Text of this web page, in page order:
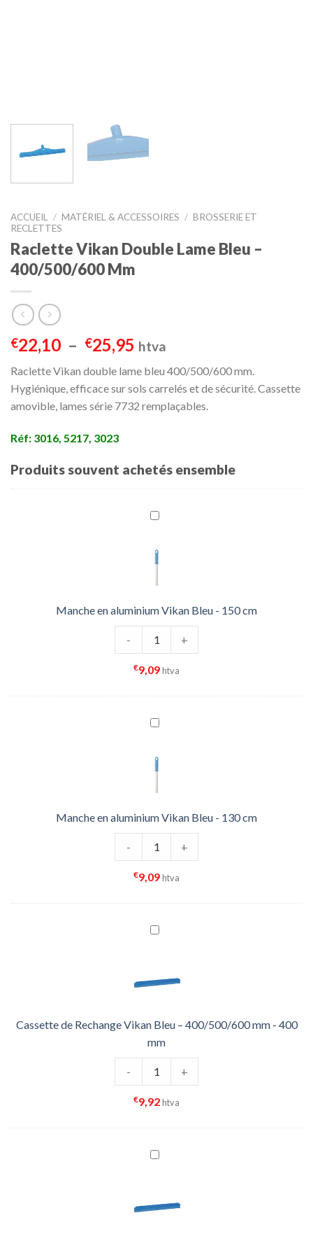
ACCUEIL / MATÉRIEL & ACCESSOIRES / BROSSERIE ET
RECLETTES
Raclette Vikan Double Lame Bleu –
400/500/600 Mm
€22,10 – €25,95 Plage
prix :
€22,10
à
htva
Raclette Vikan double lame bleu 400/500/600 mm.
Hygiénique, efficace sur sols carrelés et de sécurité. Cassette
amovible, lames série 7732 remplaçables.
Réf: 3016, 5217, 3023
Produits souvent achetés ensemble
Manche en aluminium Vikan Bleu - 150 cm
- +
€9,09htva
Manche en aluminium Vikan Bleu - 130 cm
- +
€9,09htva
Cassette de Rechange Vikan Bleu – 400/500/600 mm - 400
mm
- +
€9,92htva